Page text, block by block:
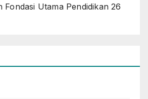
Fondasi Utama Pendidikan 26